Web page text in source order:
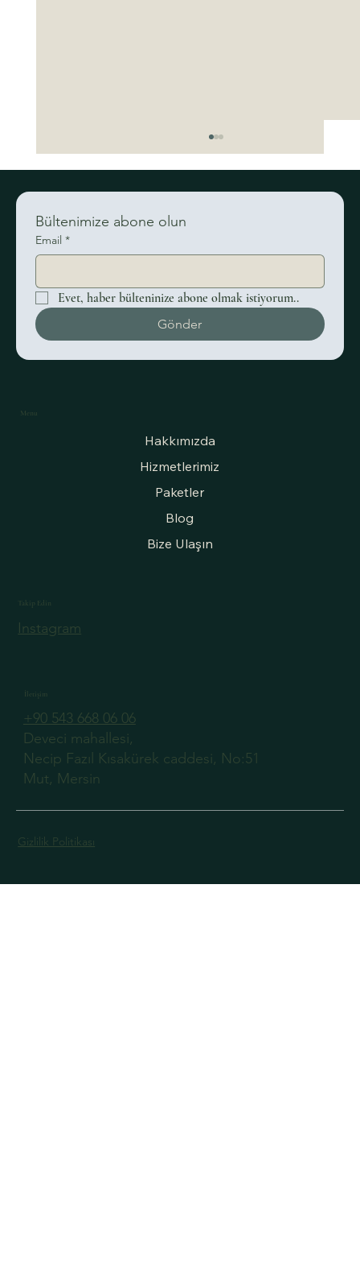
Düğün Davetiyesi Modelleri ve Davetiyede
Trend Modeller
Takip Edin
Instagram
Bültenimize abone olun
Email *
Evet, haber bülteninize abone olmak istiyorum..
Gönder
Menu
Hakkımızda
Hizmetlerimiz
Paketler
Blog
Bize Ulaşın
İletişim
+90 543 668 06 06
Deveci mahallesi,
Necip Fazıl Kısakürek caddesi, No:51
Mut, Mersin
Gizlilik Politikası